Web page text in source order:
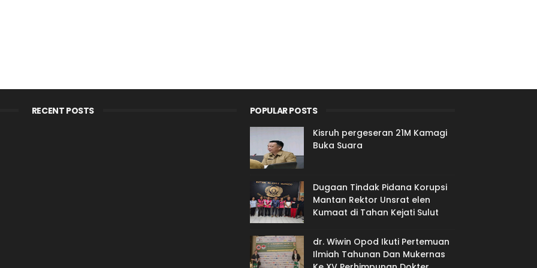
RECENT POSTS
POPULAR POSTS
Kisruh pergeseran 21M Kamagi
Buka Suara
Dugaan Tindak Pidana Korupsi
Mantan Rektor Unsrat elen
Kumaat di Tahan Kejati Sulut
dr. Wiwin Opod Ikuti Pertemuan
Ilmiah Tahunan Dan Mukernas